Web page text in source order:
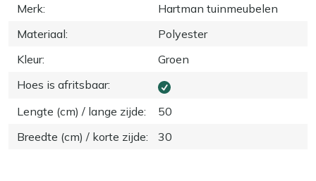
Merk:
Hartman tuinmeubelen
Materiaal:
Polyester
Kleur:
Groen
Hoes is afritsbaar:
Lengte (cm) / lange zijde:
50
Breedte (cm) / korte zijde: 30